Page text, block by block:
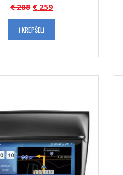
€288 € 259
Į KREPŠELĮ